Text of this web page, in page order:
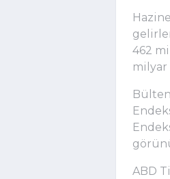
462
milyar
ABD